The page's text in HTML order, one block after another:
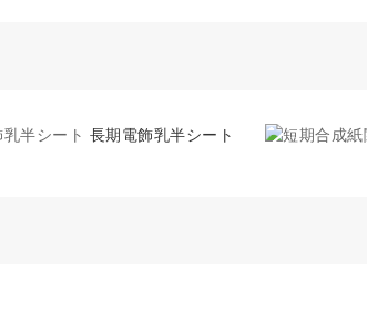
長期電飾乳半シート